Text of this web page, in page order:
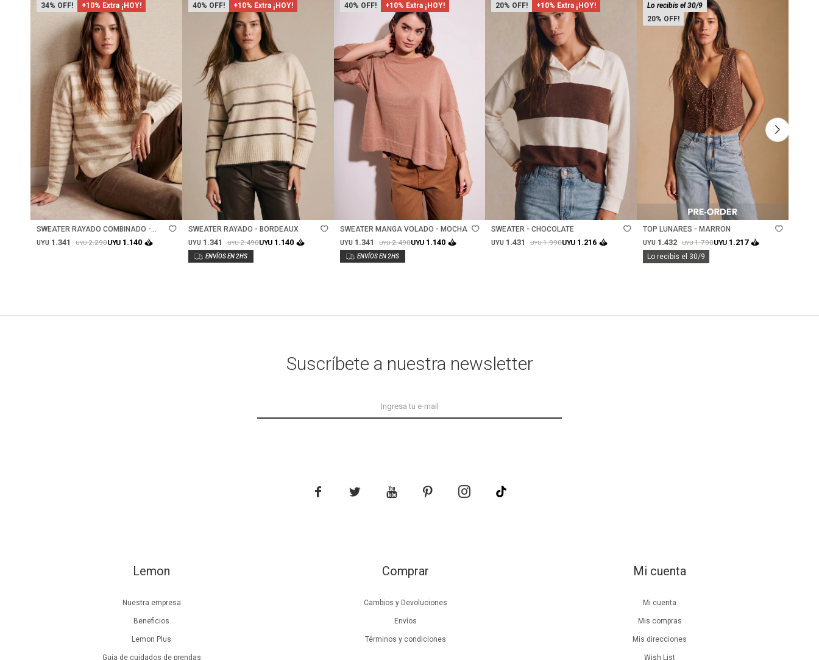
34 +10% Extra ¡HOY!
SWEATER RAYADO COMBINADO -
BEIGE MELANGE
UYU 1.341 UYU2.290UYU 1.140
40 +10% Extra ¡HOY!
Talle
SWEATER RAYADO - BORDEAUX
UYU 1.341 UYU2.490UYU 1.140
40 +10% Extra ¡HOY!
SWEATER MANGA VOLADO - MOCHA
UYU 1.341 UYU2.490UYU 1.140
20 +10% Extra ¡HOY!
Talle
SWEATER - CHOCOLATE
UYU 1.431 UYU1.990UYU 1.216
20
Lo recibís el 30/9
Talle
TOP LUNARES - MARRON
UYU 1.432 UYU1.790UYU 1.217
Lo recibís el 30/9
Lemon
Nuestra empresa
Beneficios
Lemon Plus
Guía de cuidados de prendas
Comprar
Cambios y Devoluciones
Envíos
Términos y condiciones
Mi cuenta
Mi cuenta
Mis compras
Mis direcciones
Wish List
Suscríbete a nuestra newsletter
    